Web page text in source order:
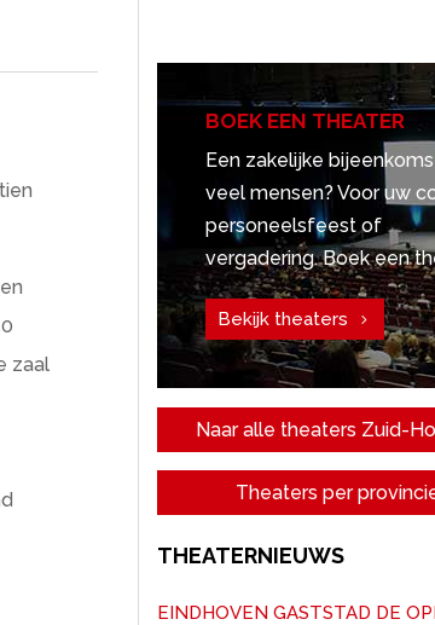
zaal
BOEK EEN THEATER
Een zakelijke
veel mensen? Voor uw
personeelsfeest of
vergadering. Boek een
Bekijk theaters
Naar alle theaters Zuid-
Theaters per
THEATERNIEUWS
EINDHOVEN GASTSTAD DE